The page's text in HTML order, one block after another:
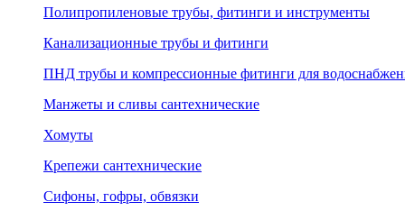
Полипропиленовые трубы, фитинги и инструменты
Канализационные трубы и фитинги
ПНД трубы и компрессионные фитинги для
Манжеты и сливы сантехнические
Хомуты
Крепежи сантехнические
Сифоны, гофры, обвязки